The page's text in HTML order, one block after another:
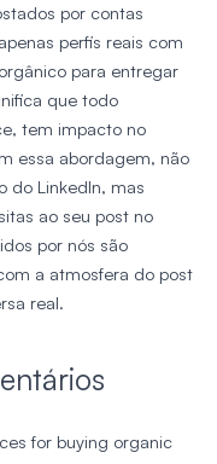
por contas
perfis reais com
para entregar
que todo
tem impacto no
essa abordagem, não
do LinkedIn, mas
ao seu post no
por nós são
a atmosfera do post
real.
for buying organic